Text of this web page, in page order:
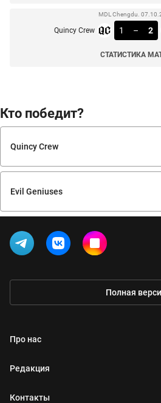
Кто победит?
Quincy Crew
Evil Geniuses
MDL Chengdu.
Quincy Crew 1 – 2
СТАТИСТИКА
Полная
Про нас
Редакция
Контакты